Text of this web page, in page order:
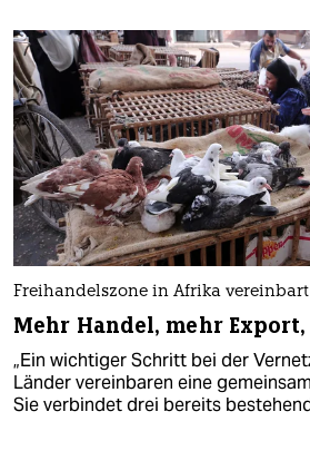
Freihandelszone in Afrika vereinbart
Mehr Handel, mehr
„Ein wichtiger Schritt bei der
Länder vereinbaren eine
Sie verbindet drei bereits